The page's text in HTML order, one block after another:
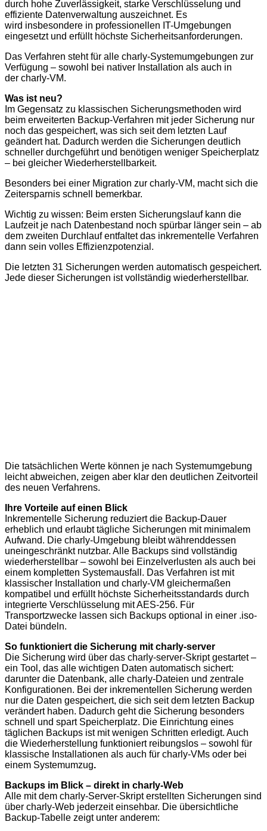
durch hohe Zuverlässigkeit, starke Verschlüsselung und
effiziente Datenverwaltung auszeichnet. Es
wird insbesondere in professionellen IT-Umgebungen
eingesetzt und erfüllt höchste Sicherheitsanforderungen.
Das Verfahren steht für alle charly-Systemumgebungen zur
Verfügung – sowohl bei nativer Installation als auch in
der charly-VM.
Was ist neu?
Im Gegensatz zu klassischen Sicherungsmethoden wird
beim erweiterten Backup-Verfahren mit jeder Sicherung nur
noch das gespeichert, was sich seit dem letzten Lauf
geändert hat. Dadurch werden die Sicherungen deutlich
schneller durchgeführt und benötigen weniger Speicherplatz
– bei gleicher Wiederherstellbarkeit.
Besonders bei einer Migration zur charly-VM, macht sich die
Zeitersparnis schnell bemerkbar.
Wichtig zu wissen: Beim ersten Sicherungslauf kann die
Laufzeit je nach Datenbestand noch spürbar länger sein – ab
dem zweiten Durchlauf entfaltet das inkrementelle Verfahren
dann sein volles Effizienzpotenzial.
Die letzten 31 Sicherungen werden automatisch gespeichert.
Jede dieser Sicherungen ist vollständig wiederherstellbar.
Die tatsächlichen Werte können je nach Systemumgebung
leicht abweichen, zeigen aber klar den deutlichen Zeitvorteil
des neuen Verfahrens.
Ihre Vorteile auf einen Blick
Inkrementelle Sicherung reduziert die Backup-Dauer
erheblich und erlaubt tägliche Sicherungen mit minimalem
Aufwand. Die charly-Umgebung bleibt währenddessen
uneingeschränkt nutzbar. Alle Backups sind vollständig
wiederherstellbar – sowohl bei Einzelverlusten als auch bei
einem kompletten Systemausfall. Das Verfahren ist mit
klassischer Installation und charly-VM gleichermaßen
kompatibel und erfüllt höchste Sicherheitsstandards durch
integrierte Verschlüsselung mit AES-256. Für
Transportzwecke lassen sich Backups optional in einer .iso-
Datei bündeln.
So funktioniert die Sicherung mit charly-server
Die Sicherung wird über das charly-server-Skript gestartet –
ein Tool, das alle wichtigen Daten automatisch sichert:
darunter die Datenbank, alle charly-Dateien und zentrale
Konfigurationen. Bei der inkrementellen Sicherung werden
nur die Daten gespeichert, die sich seit dem letzten Backup
verändert haben. Dadurch geht die Sicherung besonders
schnell und spart Speicherplatz. Die Einrichtung eines
täglichen Backups ist mit wenigen Schritten erledigt. Auch
die Wiederherstellung funktioniert reibungslos – sowohl für
klassische Installationen als auch für charly-VMs oder bei
einem Systemumzug.
Backups im Blick – direkt in charly-Web
Alle mit dem charly-Server-Skript erstellten Sicherungen sind
über charly-Web jederzeit einsehbar. Die übersichtliche
Backup-Tabelle zeigt unter anderem: